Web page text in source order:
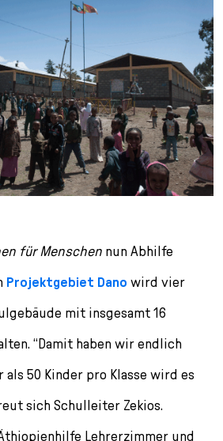
für Menschen nun Abhilfe
Projektgebiet Dano wird vier
mit insgesamt 16
“Damit haben wir endlich
als 50 Kinder pro Klasse wird es
sich Schulleiter Zekios.
Lehrerzimmer und